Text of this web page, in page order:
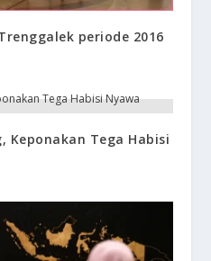
periode 2016
Keponakan Tega Habisi